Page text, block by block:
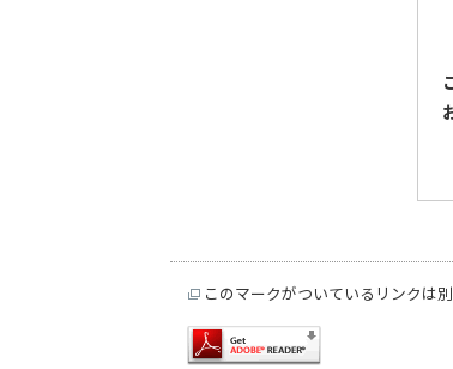
このマークがついているリンクは